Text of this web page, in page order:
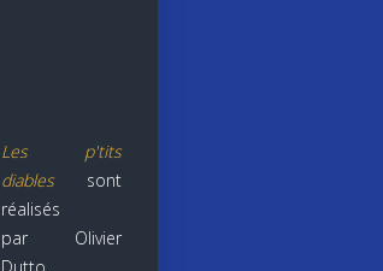
Les p'tits
diablessont
réalisés
par Olivier